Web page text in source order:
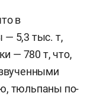
в
— 5,3 тыс. т,
— 780 т, что,
тюльпаны по-